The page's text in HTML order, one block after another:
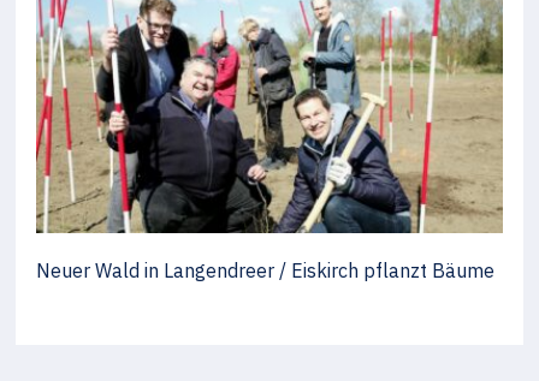
Neuer Wald in Langendreer / Eiskirch pflanzt Bäume